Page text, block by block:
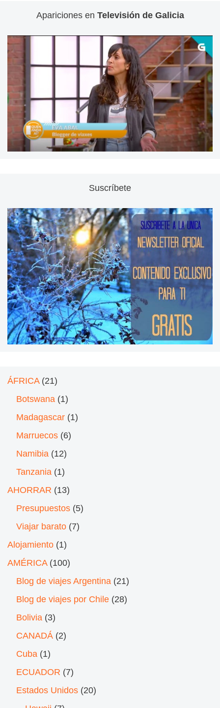
Apariciones en Televisión de Galicia
Suscríbete
ÁFRICA(21)
Botswana (1)
Madagascar (1)
Marruecos (6)
Namibia (12)
Tanzania (1)
AHORRAR (13)
Presupuestos (5)
Viajar barato (7)
Alojamiento (1)
AMÉRICA(100)
Blog de viajes Argentina (21)
Blog de viajes por Chile (28)
Bolivia (3)
CANADÁ (2)
Cuba (1)
ECUADOR (7)
Estados Unidos (20)